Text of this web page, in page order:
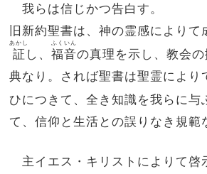
我らは信じかつ告白す。
旧新約聖書は、神の霊感によりて
証
あかし
し、福音
ふくいん
の真理を示し、教会の
典なり。されば聖書は聖霊により
ひにつきて、全き知識を我らに与
て、信仰と生活との誤りなき規範
主イエス・キリストによりて啓